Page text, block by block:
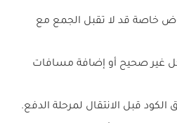
خاصة قد لا تقبل الجمع مع
غير صحيح أو إضافة مسافات
قبل الانتقال لمرحلة الدفع.